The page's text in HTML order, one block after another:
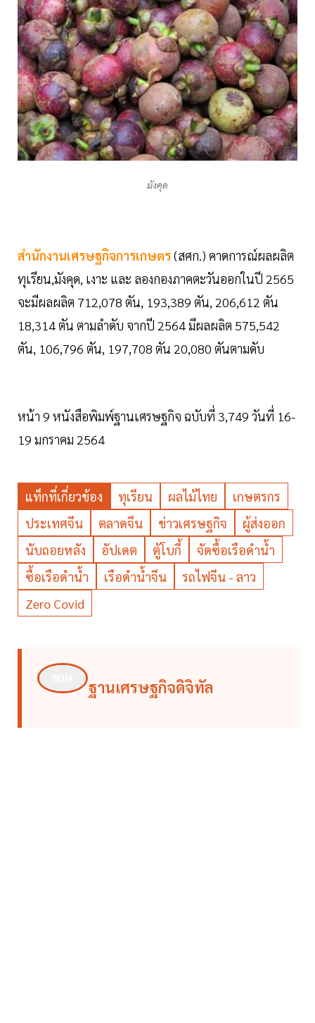
มังคุด
สำนักงานเศรษฐกิจการเกษตร(สศก.) คาดการณ์ผลผลิต
ทุเรียน,มังคุด, เงาะ และ ลองกองภาคตะวันออกในปี 2565
จะมีผลผลิต 712,078 ตัน, 193,389 ตัน, 206,612 ตัน
18,314 ตัน ตามลำดับ จากปี 2564 มีผลผลิต 575,542
ตัน, 106,796 ตัน, 197,708 ตัน 20,080 ตันตามดับ
หน้า 9 หนังสือพิมพ์ฐานเศรษฐกิจ ฉบับที่ 3,749 วันที่ 16-
19 มกราคม 2564
แท็กที่เกี่ยวข้อง ทุเรียน ผลไม้ไทย
เกษตรกร
ประเทศจีน
ตลาดจีน ข่าวเศรษฐกิจ
ผู้ส่งออก
นับถอยหลัง
อัปเดต ตู้โบกี้
จัดซื้อเรือดำน้ำ
ซื้อเรือดำน้ำ
เรือดำน้ำจีน
รถไฟจีน - ลาว
Zero Covid
ฐานเศรษฐกิจดิจิทัล